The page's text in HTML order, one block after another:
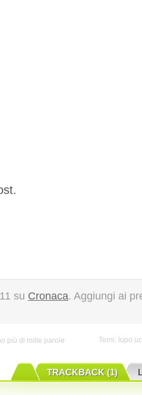
su Cronaca. Aggiungi ai
più di mille parole Terni: lupo
TRACKBACK (1)